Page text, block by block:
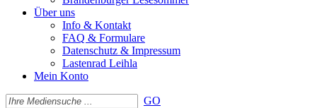
Über uns
Info & Kontakt
FAQ & Formulare
Datenschutz & Impressum
Lastenrad Leihla
Mein Konto
GO